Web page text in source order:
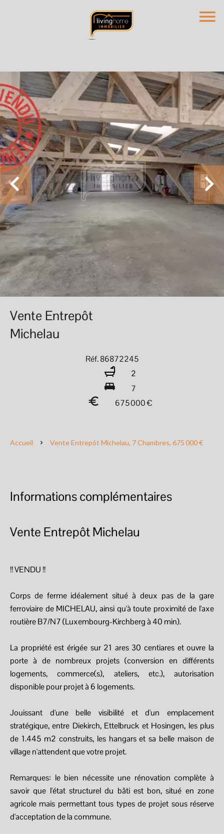
Vente Entrepôt
Michelau
Réf. 86872245
2
7
675 000 €
Accueil Vente Entrepôt Michelau, 7 Chambres, 675 000 €
Informations complémentaires
Vente Entrepôt Michelau
!! VENDU !!
Corps de ferme idéalement situé à deux pas de la gare
ferroviaire de MICHELAU, ainsi qu'à toute proximité de l'axe
routière B7/N7 (Luxembourg-Kirchberg à 40 min).
La propriété est érigée sur 21 ares 30 centiares et ouvre la
porte à de nombreux projets (conversion en différents
logements, commerce(s), ateliers, etc.), autorisation
disponible pour projet à 6 logements.
Jouissant d'une belle visibilité et d'un emplacement
stratégique, entre Diekirch, Ettelbruck et Hosingen, les plus
de 1.445 m2 construits, les hangars et sa belle maison de
village n'attendent que votre projet.
Remarques: le bien nécessite une rénovation complète à
savoir que l'état structurel du bâti est bon, situé en zone
agricole mais permettant tous types de projet sous réserve
d'acceptation de la commune.